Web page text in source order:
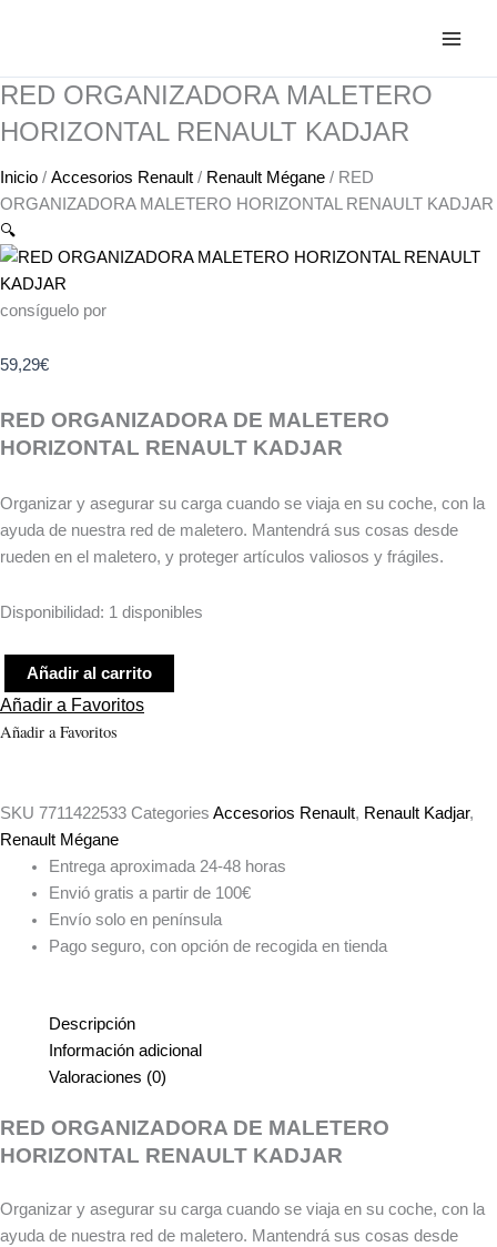
RED ORGANIZADORA MALETERO
HORIZONTAL RENAULT KADJAR
Inicio / Accesorios Renault / Renault Mégane / RED
ORGANIZADORA MALETERO HORIZONTAL RENAULT KADJAR
🔍
consíguelo por
59,29€
RED ORGANIZADORA DE MALETERO
HORIZONTAL RENAULT KADJAR
Organizar y asegurar su carga cuando se viaja en su coche, con la
ayuda de nuestra red de maletero. Mantendrá sus cosas desde
rueden en el maletero, y proteger artículos valiosos y frágiles.
Disponibilidad: 1 disponibles
HORIZONTAL
RENAULT
KADJAR
cantidad
Añadir al carrito
Añadir a Favoritos
Añadir a Favoritos
SKU 7711422533 Categories Accesorios Renault, Renault Kadjar,
Renault Mégane
Entrega aproximada 24-48 horas
Envió gratis a partir de 100€
Envío solo en península
Pago seguro, con opción de recogida en tienda
Descripción
Información adicional
Valoraciones (0)
RED ORGANIZADORA DE MALETERO
HORIZONTAL RENAULT KADJAR
Organizar y asegurar su carga cuando se viaja en su coche, con la
ayuda de nuestra red de maletero. Mantendrá sus cosas desde